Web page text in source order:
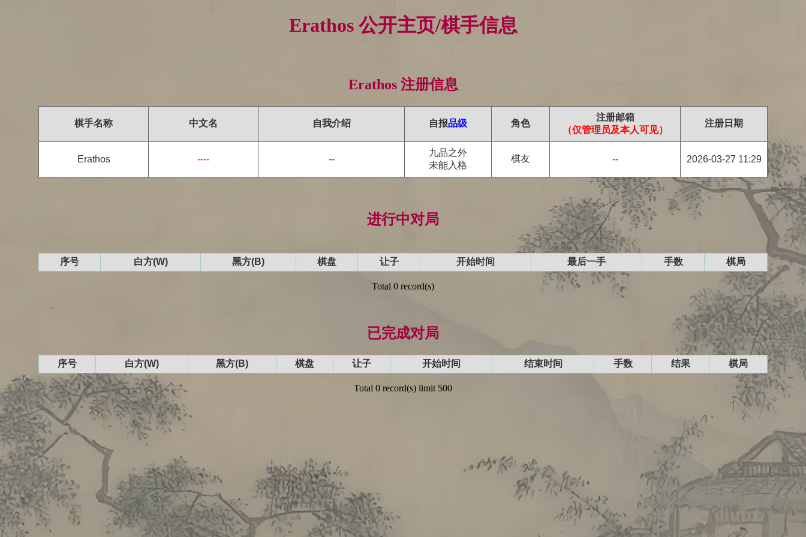
Erathos 公开主页/棋手信息
Erathos 注册信息
棋手名称 中文名 自我介绍 自报品级 角色
注册邮箱
（仅管理员及本人可见）
注册日期
Erathos ---- --
九品之外
未能入格
棋友 -- 2026-03-27 11:29
进行中对局
序号 白方(W) 黑方(B) 棋盘 让子 开始时间 最后一手 手数 棋局
Total 0 record(s)
已完成对局
序号 白方(W) 黑方(B) 棋盘 让子 开始时间 结束时间 手数 结果 棋局
Total 0 record(s) limit 500